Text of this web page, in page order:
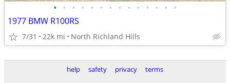
• • • • • • • • • • • • • •
1977 BMW R100RS
7/31 22k mi North Richland Hills
help safety privacy
terms